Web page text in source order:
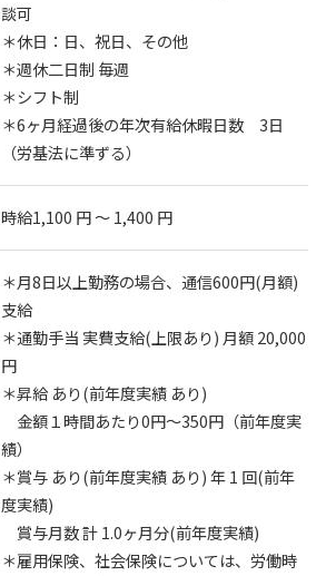
談可
＊休日：日、祝日、その他
＊週休二日制 毎週
＊シフト制
＊6ヶ月経過後の年次有給休暇日数 3日
（労基法に準ずる）
時給1,100 円 〜 1,400 円
＊月8日以上勤務の場合、通信600円(月額)
支給
＊通勤手当 実費支給(上限あり) 月額 20,000
円
＊昇給 あり(前年度実績 あり)
金額１時間あたり0円〜350円（前年度実
績）
＊賞与 あり(前年度実績 あり) 年 1 回(前年
度実績)
賞与月数 計 1.0ヶ月分(前年度実績)
＊雇用保険、社会保険については、労働時